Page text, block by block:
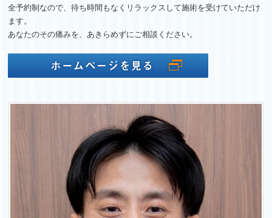
全予約制なので、待ち時間もなくリラックスして施術を受けていただけ
ます。
あなたのその痛みを、あきらめずにご相談ください。